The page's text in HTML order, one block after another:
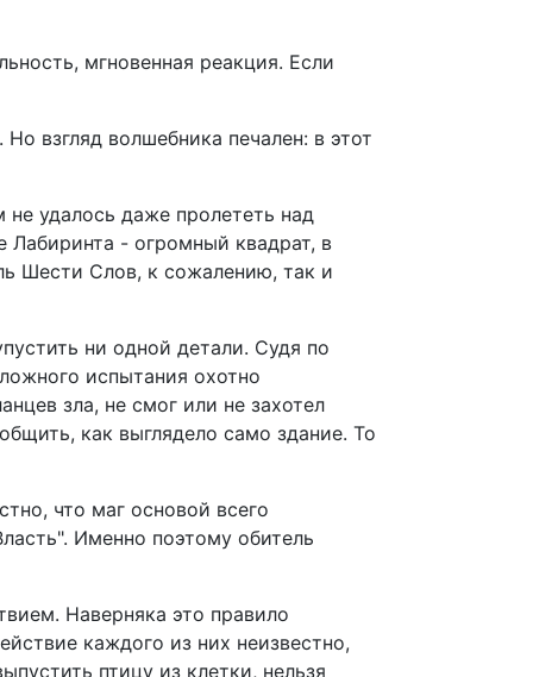
мгновенная реакция. Если
взгляд волшебника печален: в этот
удалось даже пролететь над
Лабиринта - огромный квадрат, в
Шести Слов, к сожалению, так и
ни одной детали. Судя по
испытания охотно
зла, не смог или не захотел
как выглядело само здание. То
что маг основой всего
Именно поэтому обитель
Наверняка это правило
каждого из них неизвестно,
птицу из клетки, нельзя